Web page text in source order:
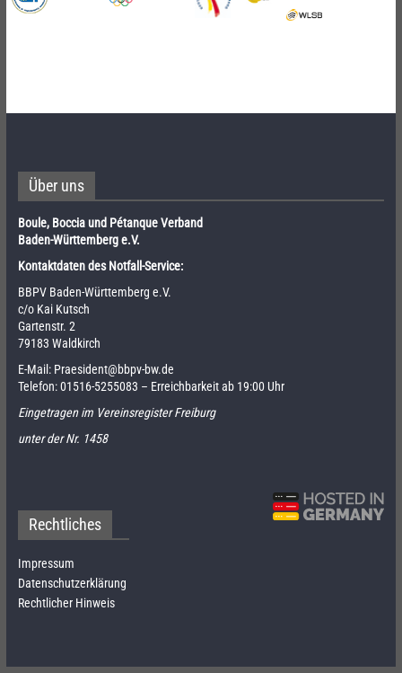
Über uns
Boule, Boccia und Pétanque Verband
Baden-Württemberg e.V.
Kontaktdaten des Notfall-Service:
BBPV Baden-Württemberg e.V.
c/o Kai Kutsch
Gartenstr. 2
79183 Waldkirch
E-Mail: Praesident@bbpv-bw.de
Telefon:01516-5255083 – Erreichbarkeit ab 19:00 Uhr
Eingetragen im Vereinsregister Freiburg
unter der Nr. 1458
Rechtliches
Impressum
Datenschutzerklärung
Rechtlicher Hinweis